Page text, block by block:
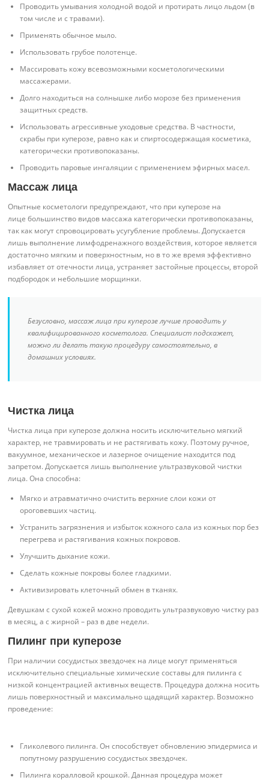
Проводить умывания холодной водой и протирать лицо льдом (в
том числе и с травами).
Применять обычное мыло.
Использовать грубое полотенце.
Массировать кожу всевозможными косметологическими
массажерами.
Долго находиться на солнышке либо морозе без применения
защитных средств.
Использовать агрессивные уходовые средства. В частности,
скрабы при куперозе, равно как и спиртосодержащая косметика,
категорически противопоказаны.
Проводить паровые ингаляции с применением эфирных масел.
Массаж лица
Опытные косметологи предупреждают, что при куперозе на
лице большинство видов массажа категорически противопоказаны,
так как могут спровоцировать усугубление проблемы. Допускается
лишь выполнение лимфодренажного воздействия, которое является
достаточно мягким и поверхностным, но в то же время эффективно
избавляет от отечности лица, устраняет застойные процессы, второй
подбородок и небольшие морщинки.
Безусловно, массаж лица при куперозе лучше проводить у
квалифицированного косметолога. Специалист подскажет,
можно ли делать такую процедуру самостоятельно, в
домашних условиях.
Чистка лица
Чистка лица при куперозе должна носить исключительно мягкий
характер, не травмировать и не растягивать кожу. Поэтому ручное,
вакуумное, механическое и лазерное очищение находится под
запретом. Допускается лишь выполнение ультразвуковой чистки
лица. Она способна:
Мягко и атравматично очистить верхние слои кожи от
ороговевших частиц.
Устранить загрязнения и избыток кожного сала из кожных пор без
перегрева и растягивания кожных покровов.
Улучшить дыхание кожи.
Сделать кожные покровы более гладкими.
Активизировать клеточный обмен в тканях.
Девушкам с сухой кожей можно проводить ультразвуковую чистку раз
в месяц, а с жирной – раз в две недели.
Пилинг при куперозе
При наличии сосудистых звездочек на лице могут применяться
исключительно специальные химические составы для пилинга с
низкой концентрацией активных веществ. Процедура должна носить
лишь поверхностный и максимально щадящий характер. Возможно
проведение:
Гликолевого пилинга. Он способствует обновлению эпидермиса и
попутному разрушению сосудистых звездочек.
Пилинга коралловой крошкой. Данная процедура может